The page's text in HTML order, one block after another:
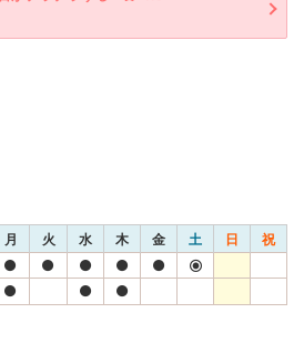
月 火 水 木 金 土 日 祝